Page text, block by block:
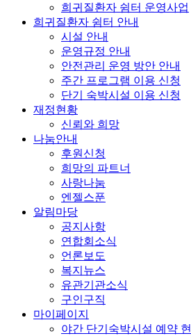
희귀질환자 쉼터 운영사업
희귀질환자 쉼터 안내
시설 안내
운영규정 안내
안전관리 운영 방안 안내
주간 프로그램 이용 신청
단기 숙박시설 이용 신청
재정현황
신뢰와 희망
나눔안내
후원신청
희망의 파트너
사랑나눔
엔젤스푼
알림마당
공지사항
연합회소식
언론보도
복지뉴스
유관기관소식
구인구직
마이페이지
야간 단기숙박시설 예약